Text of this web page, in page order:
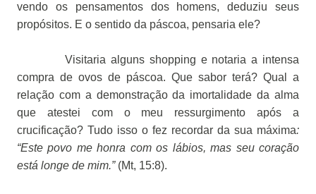
vendo os pensamentos dos homens, deduziu seus
propósitos. E o sentido da páscoa, pensaria ele?
Visitaria alguns shopping e notaria a intensa
compra de ovos de páscoa. Que sabor terá? Qual a
relação com a demonstração da imortalidade da alma
que atestei com o meu ressurgimento após a
crucificação? Tudo isso o fez recordar da sua máxima:
“Este povo me honra com os lábios, mas seu coração
está longe de mim.” (Mt, 15:8).